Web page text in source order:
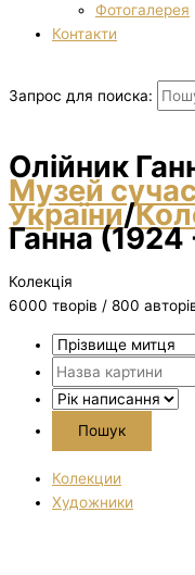
Фотогалерея
Контакти
Запрос для поиска:
Олійник
Музей
України/
Ганна
Колекція
6000 творiв / 800
Колекции
Художники